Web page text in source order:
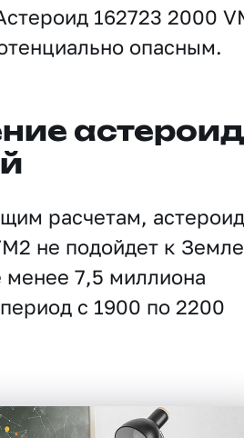
162723 2000
опасным.
расчетам, астероид
не подойдет к Земле
менее 7,5 миллиона
с 1900 по 2200